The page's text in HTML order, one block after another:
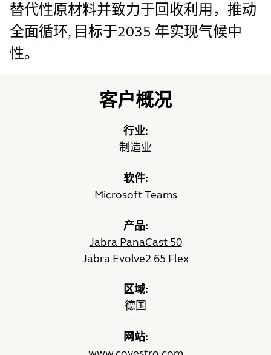
替代性原材料并致力于回收利用，推动
全面循环, 目标于2035 年实现气候中
性。
客户概况
行业:
制造业
软件:
Microsoft Teams
产品:
Jabra PanaCast 50
Jabra Evolve2 65 Flex
区域:
德国
网站: